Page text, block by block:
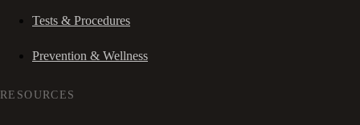
Tests & Procedures
Prevention & Wellness
RESOURCES